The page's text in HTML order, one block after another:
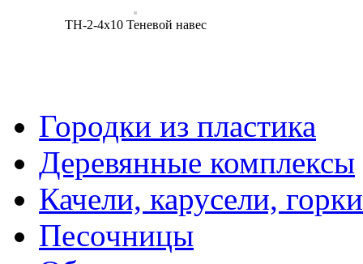
ТН-2-4х10 Теневой навес
Городки из пластика
Деревянные комплексы
Качели, карусели, горки
Песочницы